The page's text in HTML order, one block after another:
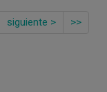
siguiente > >>